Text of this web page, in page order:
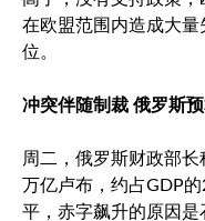
在欧盟范围内造成大
位。
冲突伴随制裁 俄罗斯
周二，俄罗斯财政部
万亿卢布，约占GDP
平，赤字飙升的原因